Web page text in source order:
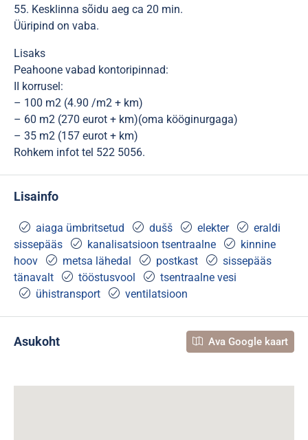
55. Kesklinna sõidu aeg ca 20 min.
Üüripind on vaba.
Lisaks
Peahoone vabad kontoripinnad:
II korrusel:
– 100 m2 (4.90 /m2 + km)
– 60 m2 (270 eurot + km)(oma kööginurgaga)
– 35 m2 (157 eurot + km)
Rohkem infot tel 522 5056.
Lisainfo
aiaga ümbritsetud dušš elekter
eraldi
sissepääs
kanalisatsioon tsentraalne
kinnine
hoov
metsa lähedal postkast
sissepääs
tänavalt
tööstusvool
tsentraalne vesi
ühistransport
ventilatsioon
Asukoht Ava Google kaart